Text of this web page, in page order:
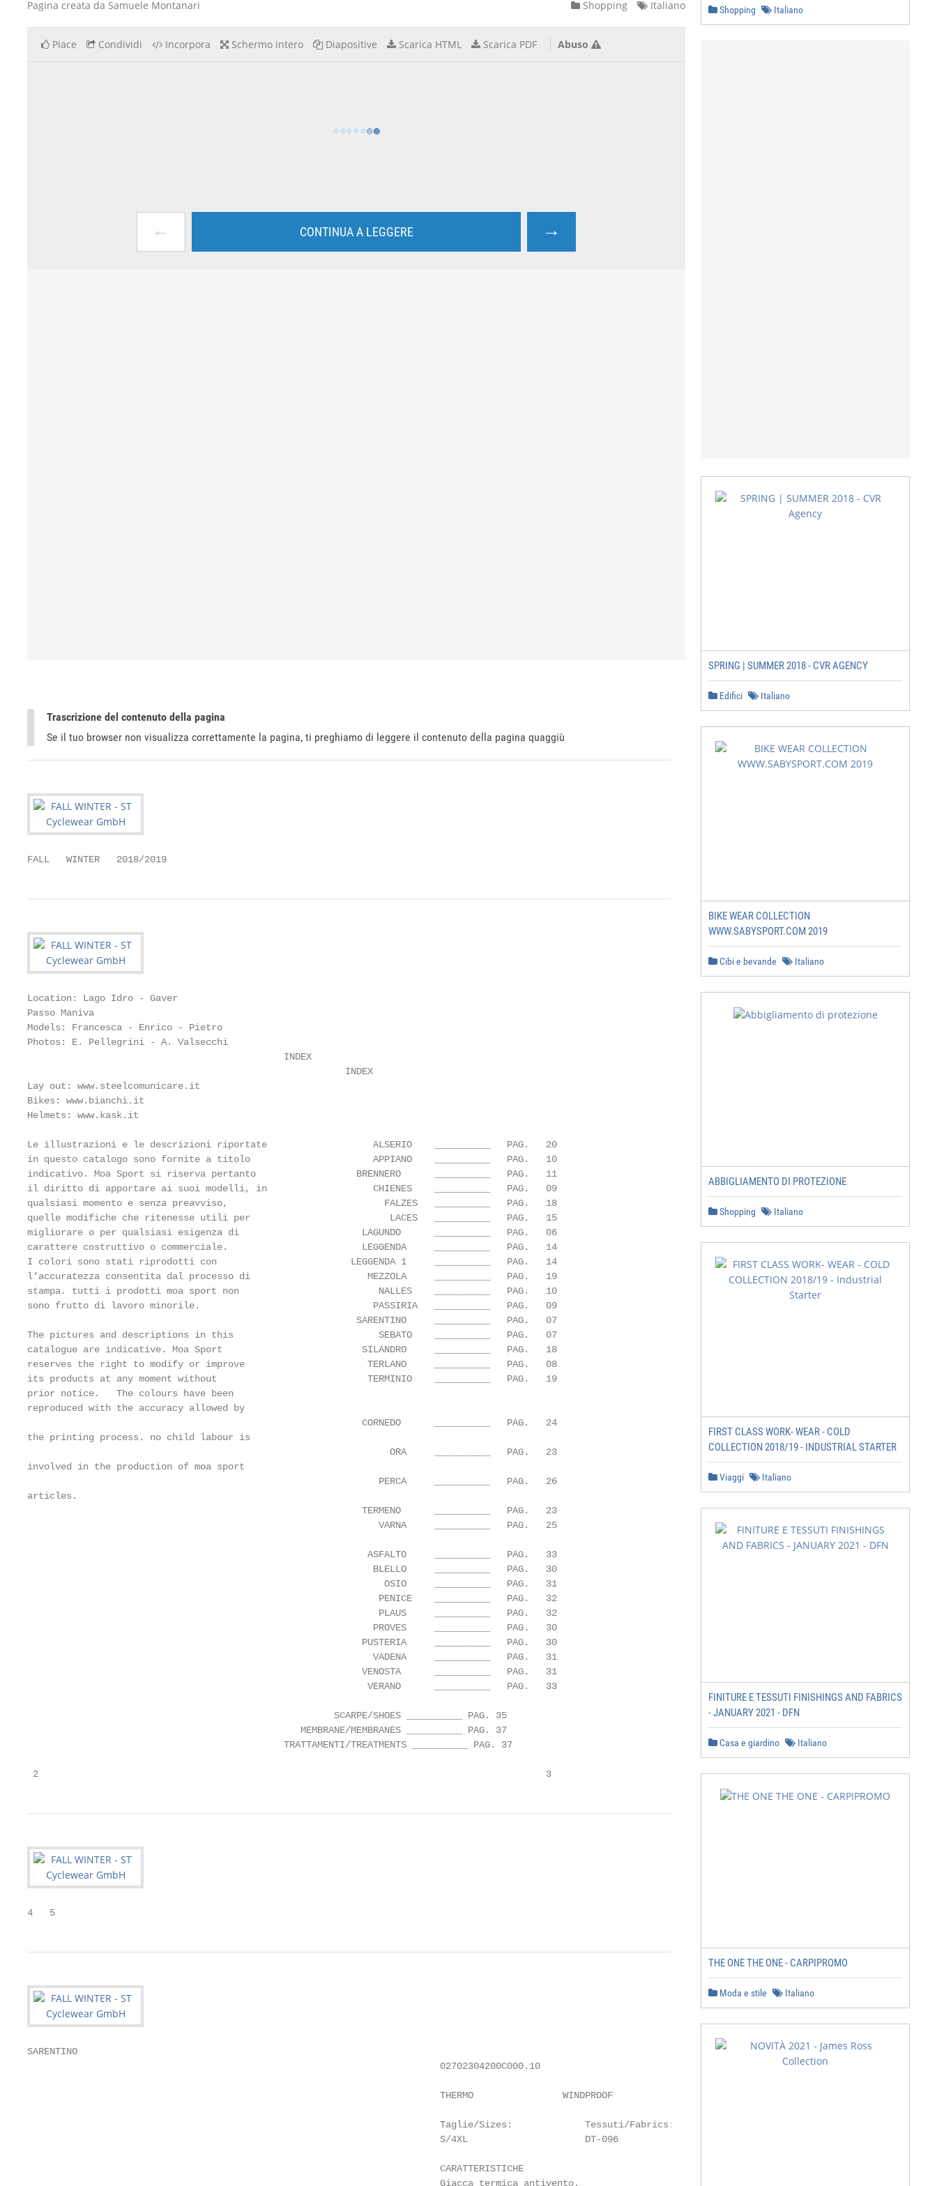
Pagina creata da Samuele Montanari Shopping Italiano
Piace Condividi Incorpora Schermo intero Diapositive Scarica HTML Scarica PDF Abuso
← CONTINUA A LEGGERE →
Trascrizione del contenuto della pagina
Se il tuo browser non visualizza correttamente la pagina, ti preghiamo di leggere il contenuto della pagina quaggiù
FALL   WINTER   2018/2019
Location: Lago Idro - Gaver
Passo Maniva
Models: Francesca - Enrico - Pietro
Photos: E. Pellegrini - A. Valsecchi
                                              INDEX
                                                         INDEX
Lay out: www.steelcomunicare.it
Bikes: www.bianchi.it
Helmets: www.kask.it
Le illustrazioni e le descrizioni riportate                   ALSERIO    __________   PAG.   20
in questo catalogo sono fornite a titolo                      APPIANO    __________   PAG.   10
indicativo. Moa Sport si riserva pertanto                  BRENNERO      __________   PAG.   11
il diritto di apportare ai suoi modelli, in                   CHIENES    __________   PAG.   09
qualsiasi momento e senza preavviso,                            FALZES   __________   PAG.   18
quelle modifiche che ritenesse utili per                         LACES   __________   PAG.   15
migliorare o per qualsiasi esigenza di                      LAGUNDO      __________   PAG.   06
carattere costruttivo o commerciale.                        LEGGENDA     __________   PAG.   14
I colori sono stati riprodotti con                        LEGGENDA 1     __________   PAG.   14
l’accuratezza consentita dal processo di                     MEZZOLA     __________   PAG.   19
stampa. tutti i prodotti moa sport non                         NALLES    __________   PAG.   10
sono frutto di lavoro minorile.                               PASSIRIA   __________   PAG.   09
                                                           SARENTINO     __________   PAG.   07
The pictures and descriptions in this                          SEBATO    __________   PAG.   07
catalogue are indicative. Moa Sport                         SILANDRO     __________   PAG.   18
reserves the right to modify or improve                      TERLANO     __________   PAG.   08
its products at any moment without                           TERMINIO    __________   PAG.   19
prior notice.   The colours have been
reproduced with the accuracy allowed by
                                                            CORNEDO      __________   PAG.   24
the printing process. no child labour is
                                                                 ORA     __________   PAG.   23
involved in the production of moa sport
                                                               PERCA     __________   PAG.   26
articles.
                                                            TERMENO      __________   PAG.   23
                                                               VARNA     __________   PAG.   25
                                                             ASFALTO     __________   PAG.   33
                                                              BLELLO     __________   PAG.   30
                                                                OSIO     __________   PAG.   31
                                                               PENICE    __________   PAG.   32
                                                               PLAUS     __________   PAG.   32
                                                              PROVES     __________   PAG.   30
                                                            PUSTERIA     __________   PAG.   30
                                                              VADENA     __________   PAG.   31
                                                            VENOSTA      __________   PAG.   31
                                                             VERANO      __________   PAG.   33
                                                       SCARPE/SHOES __________ PAG. 35
                                                 MEMBRANE/MEMBRANES __________ PAG. 37
                                              TRATTAMENTI/TREATMENTS __________ PAG. 37
2                                                                                           3
4   5
SARENTINO
                                                                          02702304200C000.10
                                                                          THERMO                WINDPROOF              WR
                                                                          Taglie/Sizes:             Tessuti/Fabrics:
                                                                          S/4XL                     DT-096
                                                                          CARATTERISTICHE
                                                                          Giacca termica antivento.
Shopping Italiano
SPRING | SUMMER 2018 - CVR AGENCY
Edifici Italiano
BIKE WEAR COLLECTION
WWW.SABYSPORT.COM 2019
Cibi e bevande Italiano
ABBIGLIAMENTO DI PROTEZIONE
Shopping Italiano
FIRST CLASS WORK- WEAR - COLD
COLLECTION 2018/19 - INDUSTRIAL STARTER
Viaggi Italiano
FINITURE E TESSUTI FINISHINGS AND FABRICS
- JANUARY 2021 - DFN
Casa e giardino Italiano
THE ONE THE ONE - CARPIPROMO
Moda e stile Italiano